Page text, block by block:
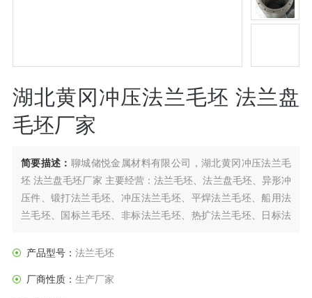
湖北黄冈冲压法兰毛坯 法兰盘
毛坯厂家
简要描述： 聊城储悦金属材料有限公司，湖北黄冈冲压法兰毛
坯 法兰盘毛坯厂家 主要经营：法兰毛坯、法兰盘毛坯、异形冲
压件、锻打法兰毛坯、冲压法兰毛坯、平焊法兰毛坯、船用法
兰毛坯、国标兰毛坯、非标法兰毛坯、热扩法兰毛坯、日标法
产品型号： 法兰毛坯
厂商性质： 生产厂家